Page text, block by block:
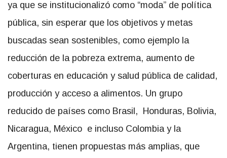
ya que se institucionalizó como “moda” de política
pública, sin esperar que los objetivos y metas
buscadas sean sostenibles, como ejemplo la
reducción de la pobreza extrema, aumento de
coberturas en educación y salud pública de calidad,
producción y acceso a alimentos. Un grupo
reducido de países como Brasil, Honduras, Bolivia,
Nicaragua, México e incluso Colombia y la
Argentina, tienen propuestas más amplias, que